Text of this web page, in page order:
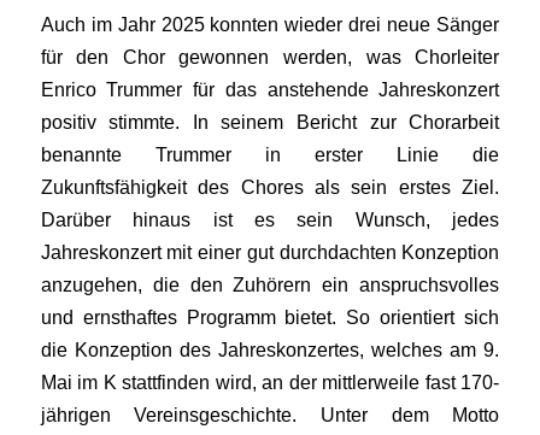
Auch im Jahr 2025 konnten wieder drei neue Sänger
für den Chor gewonnen werden, was Chorleiter
Enrico Trummer für das anstehende Jahreskonzert
positiv stimmte. In seinem Bericht zur Chorarbeit
benannte Trummer in erster Linie die
Zukunftsfähigkeit des Chores als sein erstes Ziel.
Darüber hinaus ist es sein Wunsch, jedes
Jahreskonzert mit einer gut durchdachten Konzeption
anzugehen, die den Zuhörern ein anspruchsvolles
und ernsthaftes Programm bietet. So orientiert sich
die Konzeption des Jahreskonzertes, welches am 9.
Mai im K stattfinden wird, an der mittlerweile fast 170-
jährigen Vereinsgeschichte. Unter dem Motto